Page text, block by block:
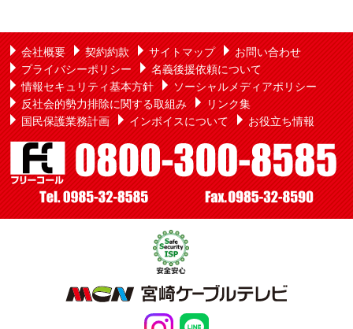
会社概要 契約約款 サイトマップ
お問い合わせ
プライバシーポリシー
名義後援依頼について
情報セキュリティ基本方針
ソーシャルメディアポリシー
反社会的勢力排除に関する取組み
リンク集
国民保護業務計画
インボイスについて お役立ち情報